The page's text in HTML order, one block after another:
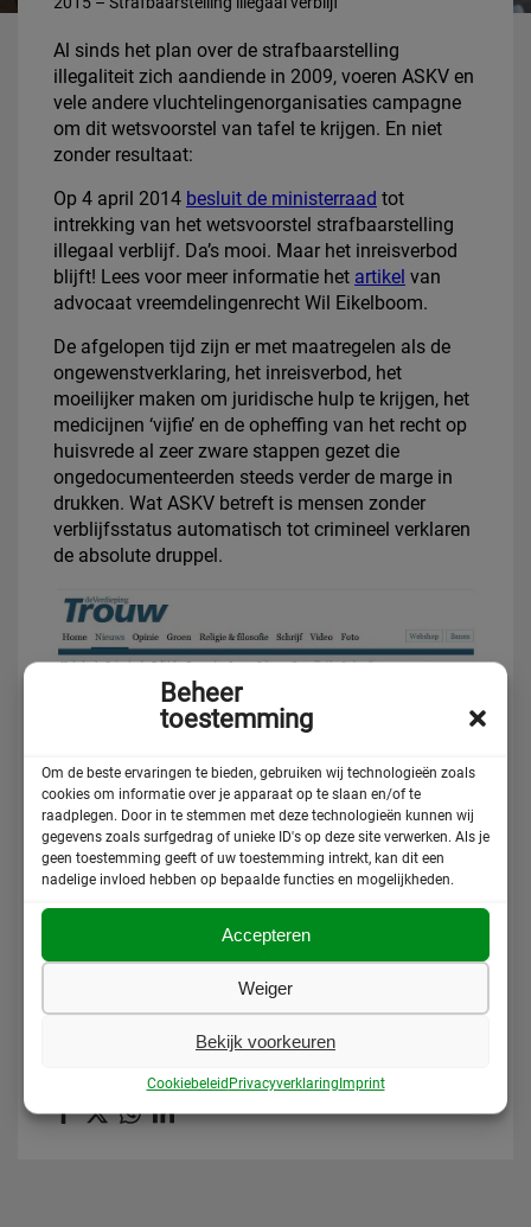
Beheer
toestemming
Om de beste ervaringen te bieden, gebruiken wij technologieën zoals
cookies om informatie over je apparaat op te slaan en/of te
raadplegen. Door in te stemmen met deze technologieën kunnen wij
gegevens zoals surfgedrag of unieke ID's op deze site verwerken. Als je
geen toestemming geeft of uw toestemming intrekt, kan dit een
nadelige invloed hebben op bepaalde functies en mogelijkheden.
Accepteren
Weiger
Bekijk voorkeuren
CookiebeleidPrivacyverklaringImprint
Al sinds het plan over de strafbaarstelling
illegaliteit zich aandiende in 2009, voeren ASKV en
vele andere vluchtelingenorganisaties campagne
om dit wetsvoorstel van tafel te krijgen. En niet
zonder resultaat:
Op 4 april 2014 besluit de ministerraad tot
intrekking van het wetsvoorstel strafbaarstelling
illegaal verblijf. Da’s mooi. Maar het inreisverbod
blijft! Lees voor meer informatie het artikel van
advocaat vreemdelingenrecht Wil Eikelboom.
De afgelopen tijd zijn er met maatregelen als de
ongewenstverklaring, het inreisverbod, het
moeilijker maken om juridische hulp te krijgen, het
medicijnen ‘vijfie’ en de opheffing van het recht op
huisvrede al zeer zware stappen gezet die
ongedocumenteerden steeds verder de marge in
drukken. Wat ASKV betreft is mensen zonder
verblijfsstatus automatisch tot crimineel verklaren
de absolute druppel.
Deel deze pagina